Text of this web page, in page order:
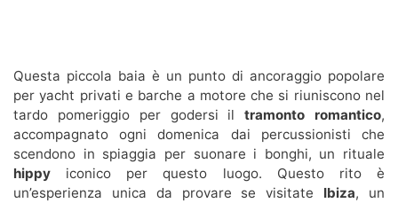
Questa piccola baia è un punto di ancoraggio popolare
per yacht privati e barche a motore che si riuniscono nel
tardo pomeriggio per godersi iltramonto romantico,
accompagnato ogni domenica dai percussionisti che
scendono in spiaggia per suonare i bonghi, un rituale
hippy iconico per questo luogo. Questo rito è
un’esperienza unica da provare se visitate Ibiza, un